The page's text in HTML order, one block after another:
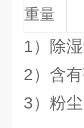
重量
1）除
2）含
3）粉